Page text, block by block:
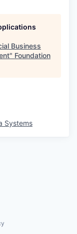
Business
" Foundation
Systems